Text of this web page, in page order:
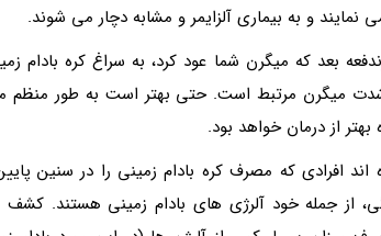
بعد که میگرن شما عود کرد، به سراغ کره بادام
میگرن مرتبط است. حتی بهتر است به طور منظم
از درمان خواهد بود.
افرادی که مصرف کره بادام زمینی را در سنین
از جمله خود آلرژی های بادام زمینی هستند.